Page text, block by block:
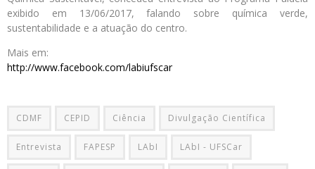
exibido em 13/06/2017, falando sobre química verde,
sustentabilidade e a atuação do centro.
Mais em:
http://www.facebook.com/labiufscar
CDMF CEPID Ciência Divulgação Científica
Entrevista FAPESP LAbI LAbI - UFSCar